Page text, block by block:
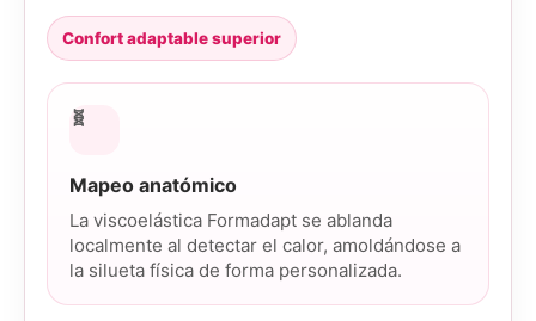
Confort adaptable superior
🧬
Mapeo anatómico
La viscoelástica Formadapt se ablanda
localmente al detectar el calor, amoldándose a
la silueta física de forma personalizada.